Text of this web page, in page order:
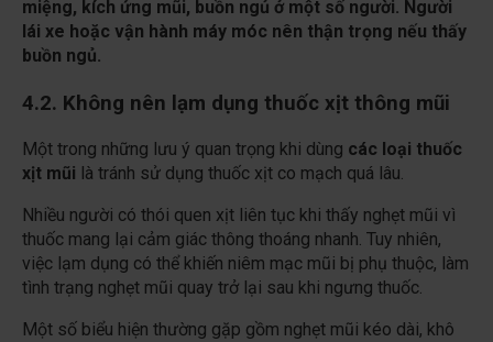
miệng, kích ứng mũi, buồn ngủ ở một số người. Người
lái xe hoặc vận hành máy móc nên thận trọng nếu thấy
buồn ngủ.
4.2. Không nên lạm dụng thuốc xịt thông mũi
Một trong những lưu ý quan trọng khi dùng các loại thuốc
xịt mũi là tránh sử dụng thuốc xịt co mạch quá lâu.
Nhiều người có thói quen xịt liên tục khi thấy nghẹt mũi vì
thuốc mang lại cảm giác thông thoáng nhanh. Tuy nhiên,
việc lạm dụng có thể khiến niêm mạc mũi bị phụ thuộc, làm
tình trạng nghẹt mũi quay trở lại sau khi ngưng thuốc.
Một số biểu hiện thường gặp gồm nghẹt mũi kéo dài, khô